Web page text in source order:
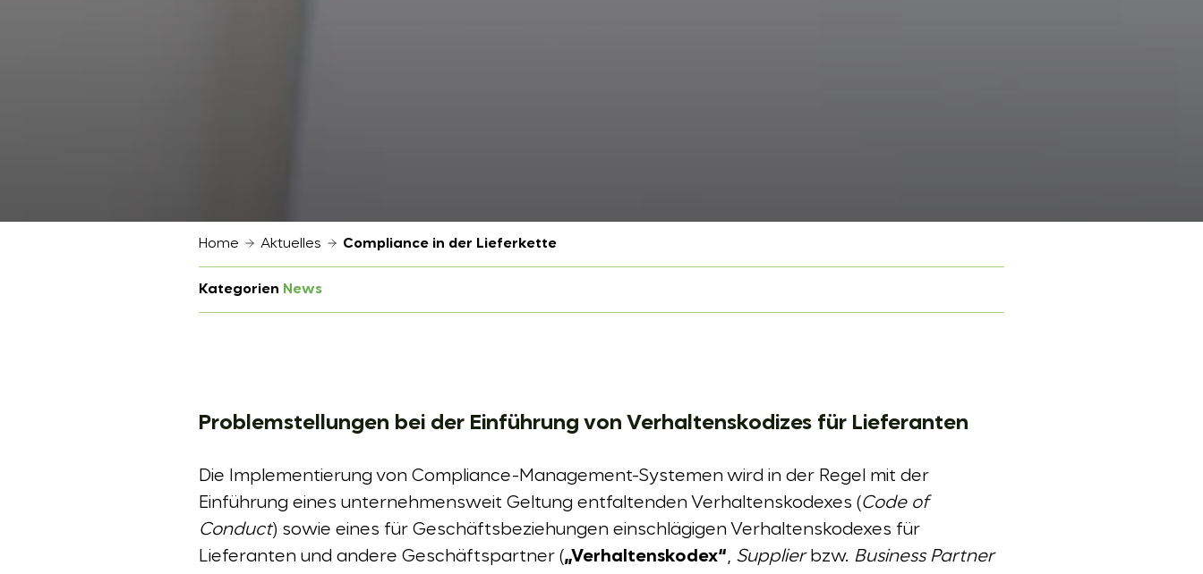
Home Aktuelles Compliance in der Lieferkette
Kategorien News
Problemstellungen bei der Einführung von Verhaltenskodizes für Lieferanten
Die Implementierung von Compliance-Management-Systemen wird in der Regel mit der
Einführung eines unternehmensweit Geltung entfaltenden Verhaltenskodexes (Code of
Conduct) sowie eines für Geschäftsbeziehungen einschlägigen Verhaltenskodexes für
Lieferanten und andere Geschäftspartner („Verhaltenskodex“, Supplierbzw. Business Partner